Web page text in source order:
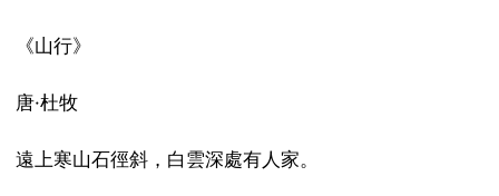
《山行》
唐·杜牧
遠上寒山石徑斜，白雲深處有人家。